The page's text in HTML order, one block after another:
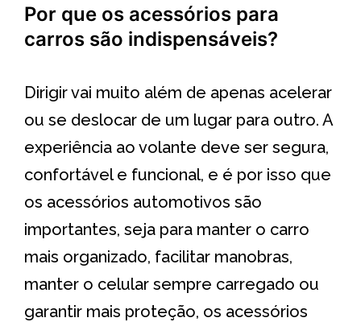
Por que os acessórios para
carros são indispensáveis?
Dirigir vai muito além de apenas acelerar
ou se deslocar de um lugar para outro. A
experiência ao volante deve ser segura,
confortável e funcional, e é por isso que
os acessórios automotivos são
importantes, seja para manter o carro
mais organizado, facilitar manobras,
manter o celular sempre carregado ou
garantir mais proteção, os acessórios